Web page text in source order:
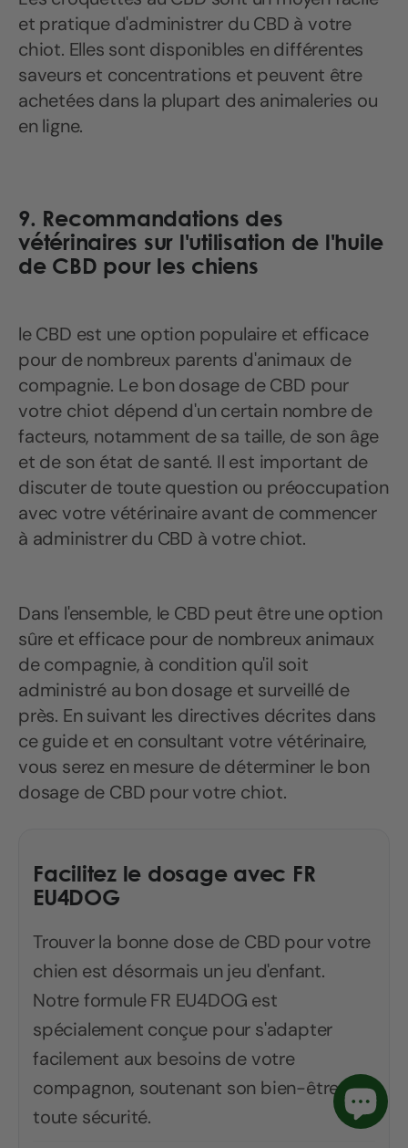
et pratique d'administrer du CBD à votre
chiot. Elles sont disponibles en différentes
saveurs et concentrations et peuvent être
achetées dans la plupart des animaleries ou
en ligne.
9. Recommandations des
vétérinaires sur l'utilisation de l'huile
de CBD pour les chiens
le CBD est une option populaire et efficace
pour de nombreux parents d'animaux de
compagnie. Le bon dosage de CBD pour
votre chiot dépend d'un certain nombre de
facteurs, notamment de sa taille, de son âge
et de son état de santé. Il est important de
discuter de toute question ou préoccupation
avec votre vétérinaire avant de commencer
à administrer du CBD à votre chiot.
Dans l'ensemble, le CBD peut être une option
sûre et efficace pour de nombreux animaux
de compagnie, à condition qu'il soit
administré au bon dosage et surveillé de
près. En suivant les directives décrites dans
ce guide et en consultant votre vétérinaire,
vous serez en mesure de déterminer le bon
dosage de CBD pour votre chiot.
Facilitez le dosage avec FR
EU4DOG
Trouver la bonne dose de CBD pour votre
chien est désormais un jeu d'enfant.
Notre formule FR EU4DOG est
spécialement conçue pour s'adapter
facilement aux besoins de votre
compagnon, soutenant son bien-être en
toute sécurité.